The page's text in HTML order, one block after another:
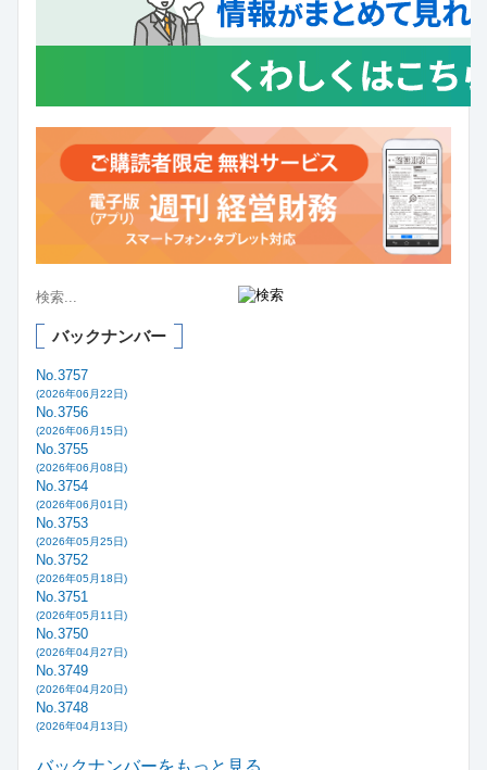
バックナンバー
No.3757
(2026年06月22日)
No.3756
(2026年06月15日)
No.3755
(2026年06月08日)
No.3754
(2026年06月01日)
No.3753
(2026年05月25日)
No.3752
(2026年05月18日)
No.3751
(2026年05月11日)
No.3750
(2026年04月27日)
No.3749
(2026年04月20日)
No.3748
(2026年04月13日)
バックナンバーをもっと見る